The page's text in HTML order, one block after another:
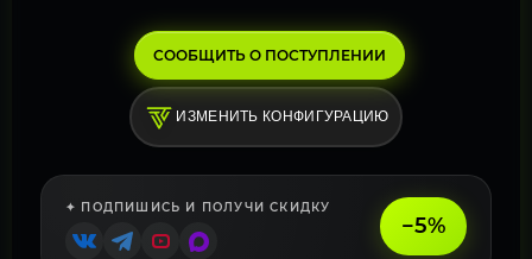
СООБЩИТЬ О ПОСТУПЛЕНИИ
ИЗМЕНИТЬ КОНФИГУРАЦИЮ
✦ ПОДПИШИСЬ И ПОЛУЧИ СКИДКУ
−5%